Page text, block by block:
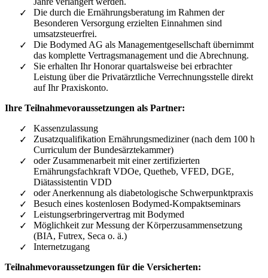
Die durch die Ernährungsberatung im Rahmen der
Besonderen Versorgung erzielten Einnahmen sind
umsatzsteuerfrei.
Die Bodymed AG als Managementgesellschaft übernimmt
das komplette Vertragsmanagement und die Abrechnung.
Sie erhalten Ihr Honorar quartalsweise bei erbrachter
Leistung über die Privatärztliche Verrechnungsstelle direkt
auf Ihr Praxiskonto.
Ihre Teilnahmevoraussetzungen als Partner:
Kassenzulassung
Zusatzqualifikation Ernährungsmediziner (nach dem 100 h
Curriculum der Bundesärztekammer)
oder Zusammenarbeit mit einer zertifizierten
Ernährungsfachkraft VDOe, Quetheb, VFED, DGE,
Diätassistentin VDD
oder Anerkennung als diabetologische Schwerpunktpraxis
Besuch eines kostenlosen Bodymed-Kompaktseminars
Leistungserbringervertrag mit Bodymed
Möglichkeit zur Messung der Körperzusammensetzung
(BIA, Futrex, Seca o. ä.)
Internetzugang
Teilnahmevoraussetzungen für die Versicherten: